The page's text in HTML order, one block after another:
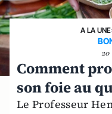
A LA UNE
20
Comment
son foie au
Le Professeur